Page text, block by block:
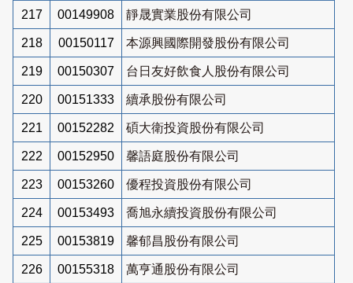
217 00149908 靜晟實業股份有限公司
218 00150117 本源興國際開發股份有限公司
219 00150307 台日友好飲食人股份有限公司
220 00151333 續承股份有限公司
221 00152282 碩大衛投資股份有限公司
222 00152950 馨語庭股份有限公司
223 00153260 優程投資股份有限公司
224 00153493 喬旭永續投資股份有限公司
225 00153819 馨郁昌股份有限公司
226 00155318 萬亨通股份有限公司